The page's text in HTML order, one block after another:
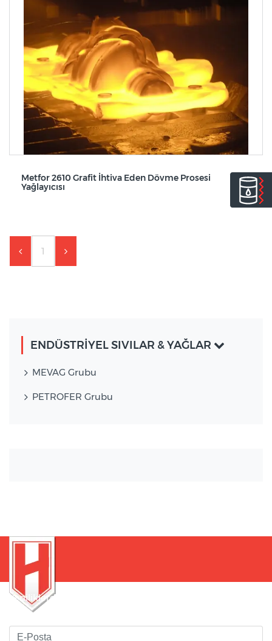
Metfor 2610 Grafit İhtiva Eden Dövme Prosesi
Yağlayıcısı
1
ENDÜSTRİYEL SIVILAR & YAĞLAR
MEVAG Grubu
PETROFER Grubu
Yeniliklerden haberdar olmak için bültenimize kaydolun